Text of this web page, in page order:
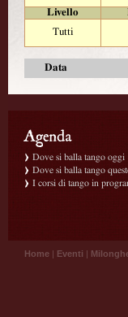
Livello
Tutti
Data
Dove si balla tango oggi
Dove si balla tango
I corsi di tango in
Home | Eventi |